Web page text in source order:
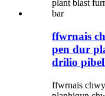
ffwrnais
pen dur
drilio
ffwrnais